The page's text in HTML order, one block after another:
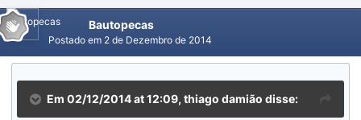
Bautopecas
Postado em 2 de Dezembro de 2014
Em 02/12/2014 at 12:09, thiago damião disse: